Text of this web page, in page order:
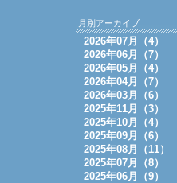
月別アーカイブ
2026年07月（4）
2026年06月（7）
2026年05月（4）
2026年04月（7）
2026年03月（6）
2025年11月（3）
2025年10月（4）
2025年09月（6）
2025年08月（11）
2025年07月（8）
2025年06月（9）